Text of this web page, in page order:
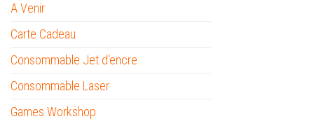
A Venir
Carte Cadeau
Consommable Jet d'encre
Consommable Laser
Games Workshop